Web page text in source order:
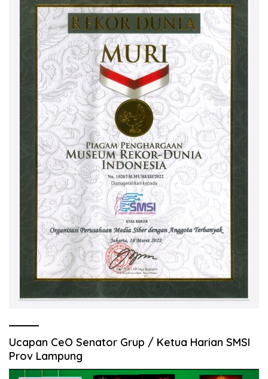
Ucapan CeO Senator Grup / Ketua Harian SMSI
Prov Lampung